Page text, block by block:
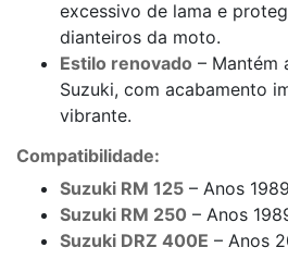
excessivo de lama e
dianteiros da moto.
Estilo renovado – Mantém
Suzuki, com acabamento
vibrante.
Compatibilidade:
Suzuki RM 125 – Anos
Suzuki RM 250 – Anos
Suzuki DRZ 400E – Anos